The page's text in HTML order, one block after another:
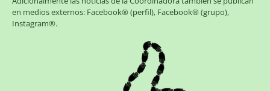
en medios externos: Facebook® (perfil), Facebook® (grupo),
Instagram®.